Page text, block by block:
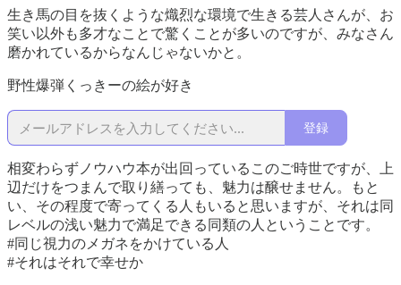
生き馬の目を抜くような熾烈な環境で生きる芸人さんが、お
笑い以外も多才なことで驚くことが多いのですが、みなさん
磨かれているからなんじゃないかと。
野性爆弾くっきーの絵が好き
登録
相変わらずノウハウ本が出回っているこのご時世ですが、上
辺だけをつまんで取り繕っても、魅力は醸せません。もと
い、その程度で寄ってくる人もいると思いますが、それは同
レベルの浅い魅力で満足できる同類の人ということです。
#同じ視力のメガネをかけている人
#それはそれで幸せか